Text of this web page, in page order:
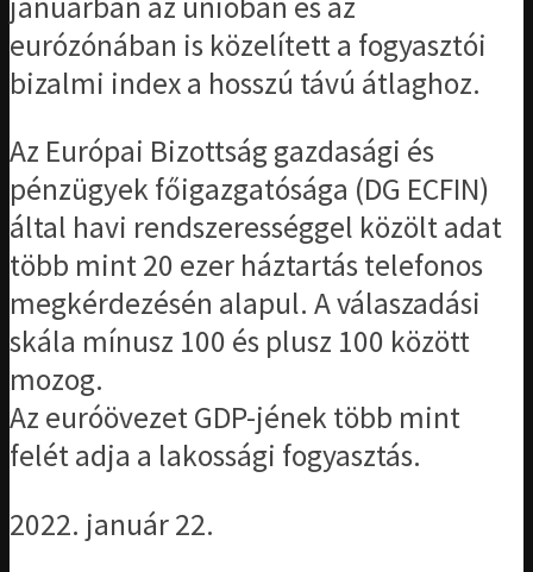
eurózónában is közelített a fogyasztói
bizalmi index a hosszú távú átlaghoz.
Az Európai Bizottság gazdasági és
pénzügyek főigazgatósága (DG ECFIN)
által havi rendszerességgel közölt adat
több mint 20 ezer háztartás telefonos
megkérdezésén alapul. A válaszadási
skála mínusz 100 és plusz 100 között
mozog.
Az euróövezet GDP-jének több mint
felét adja a lakossági fogyasztás.
2022. január 22.